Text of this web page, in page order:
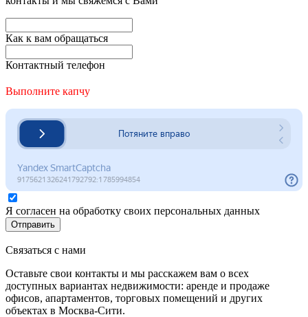
Как к вам обращаться
Контактный телефон
Выполните капчу
Я согласен на обработку своих персональных данных
Отправить
Связаться с нами
Оставьте свои контакты и мы расскажем вам о всех
доступных вариантах недвижимости: аренде и продаже
офисов, апартаментов, торговых помещений и других
объектах в Москва-Сити.